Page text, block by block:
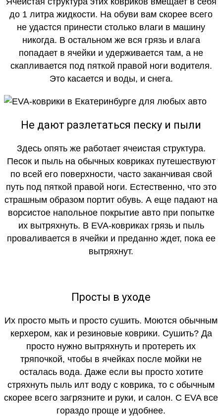
до 1 литра жидкости. На обуви вам скорее всего
не удастся принести столько влаги в машину
никогда. В остальном же вся грязь и влага
попадает в ячейки и удерживается там, а не
скапливается под пяткой правой ноги водителя.
Это касается и воды, и снега.
Не дают разлетаться песку и пыли
Здесь опять же работает ячеистая структура.
Песок и пыль на обычных ковриках путешествуют
по всей его поверхности, часто заканчивая свой
путь под пяткой правой ноги. Естественно, что это
страшным образом портит обувь. А еще падают на
ворсистое напольное покрытие авто при попытке
их вытряхнуть. В EVA-ковриках грязь и пыль
проваливается в ячейки и преданно ждет, пока ее
вытряхнут.
Просты в уходе
Их просто мыть и просто сушить. Моются обычным
керхером, как и резиновые коврики. Сушить? Да
просто нужно вытряхнуть и протереть их
тряпочкой, чтобы в ячейках после мойки не
осталась вода. Даже если вы просто хотите
стряхнуть пыль илт воду с коврика, то с обычным
скорее всего загрязните и руки, и салон. С EVA все
гораздо проще и удобнее.